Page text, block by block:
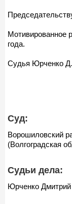
Мотивированное
года.
Судья Юрченко
Суд:
Ворошиловский
(Волгоградская
Судьи дела:
Юрченко